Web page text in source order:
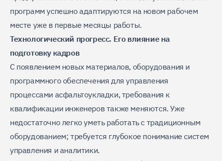
программ успешно адаптируются на новом рабочем
месте уже в первые месяцы работы.
Технологический прогресс. Его влияние на
подготовку кадров
С появлением новых материалов, оборудования и
программного обеспечения для управления
процессами асфальтоукладки, требования к
квалификации инженеров также меняются. Уже
недостаточно легко уметь работать с традиционным
оборудованием; требуется глубокое понимание систем
управления и аналитики.